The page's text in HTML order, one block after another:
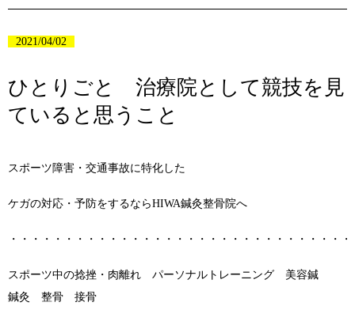
ブログ
2021/04/02
ひとりごと 治療院として競技を見
ていると思うこと
スポーツ障害・交通事故に特化した
ケガの対応・予防をするならHIWA鍼灸整骨院へ
・・・・・・・・・・・・・・・・・・・・・・・・・・・・・・
スポーツ中の捻挫・肉離れ パーソナルトレーニング 美容鍼
鍼灸 整骨 接骨